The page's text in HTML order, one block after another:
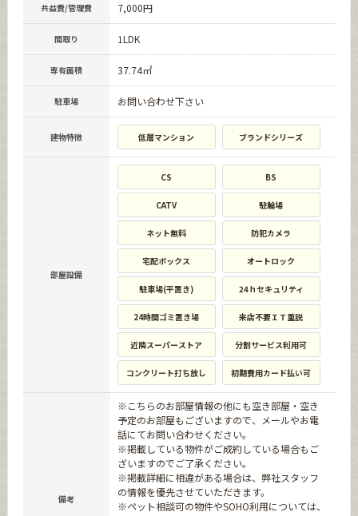
共益費/管理費 7,000円
間取り 1LDK
専有面積 37.74㎡
駐車場 お問い合わせ下さい
建物特徴 低層マンション ブランドシリーズ
部屋設備
CS BS
CATV 駐輪場
ネット無料 防犯カメラ
宅配ボックス オートロック
駐車場(平置き) 24ｈセキュリティ
24時間ゴミ置き場 来店不要ＩＴ重説
近隣スーパーストア 分割サービス利用可
コンクリート打ち放し 初期費用カード払い可
備考
※こちらのお部屋情報の他にも空き部屋・空き
予定のお部屋もございますので、メールやお電
話にてお問い合わせください。
※掲載している物件がご成約している場合もご
ざいますのでご了承ください。
※掲載詳細に相違がある場合は、弊社スタッフ
の情報を優先させていただきます。
※ペット相談可の物件やSOHO利用については、